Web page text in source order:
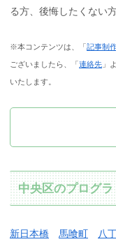
る方、後悔したくない
※本コンテンツは、「記事制
ございましたら、「連絡先 」
いたします。
中央区のプログ
新日本橋 馬喰町 八